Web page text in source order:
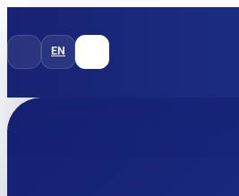
EN